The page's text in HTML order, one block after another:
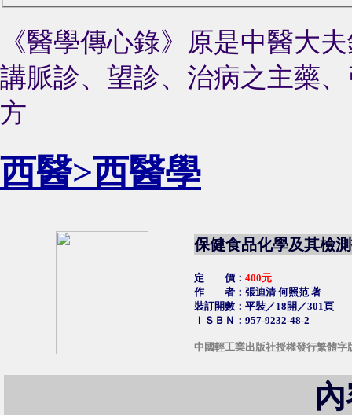
《醫學傳心錄》
原是中醫大
講脈診、望診、治病之主藥
方
西醫>西醫學
保健食品化學及其檢
定 價： 400元
作 者：張迪清 何照范 著
裝訂開數：平裝／18開／301頁
ＩＳＢＮ：957-9232-48-2
中國輕工業出版社授權發行繁體字